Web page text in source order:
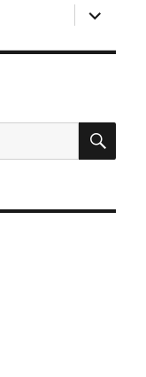
laienda